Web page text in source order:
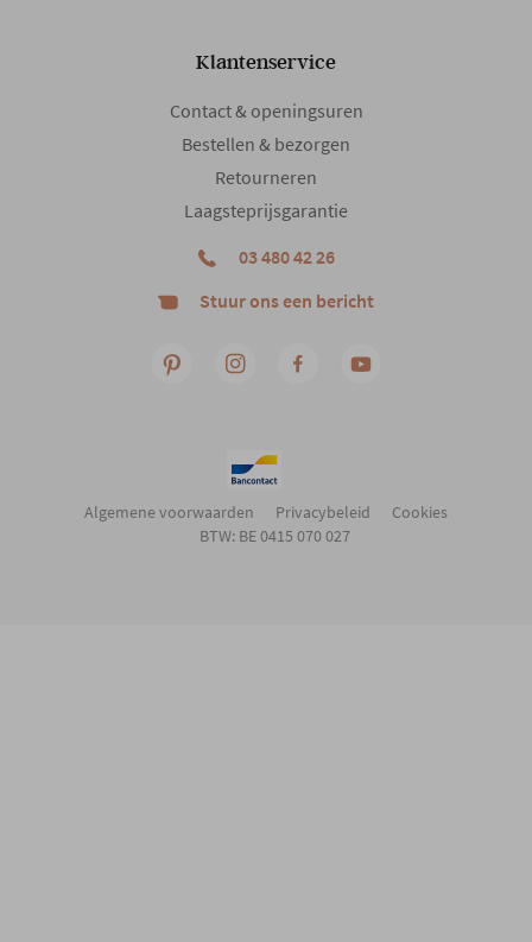
Klantenservice
Contact & openingsuren
Bestellen & bezorgen
Retourneren
Laagsteprijsgarantie
03 480 42 26
Stuur ons een bericht
Algemene voorwaarden Privacybeleid
Cookies
BTW: BE 0415 070 027